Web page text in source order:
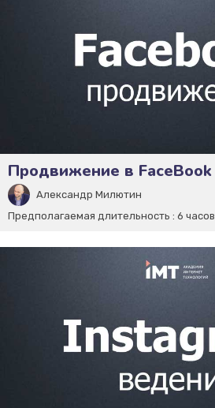
Продвижение в FaceBook
Александр Милютин
Предполагаемая длительность : 6 часов